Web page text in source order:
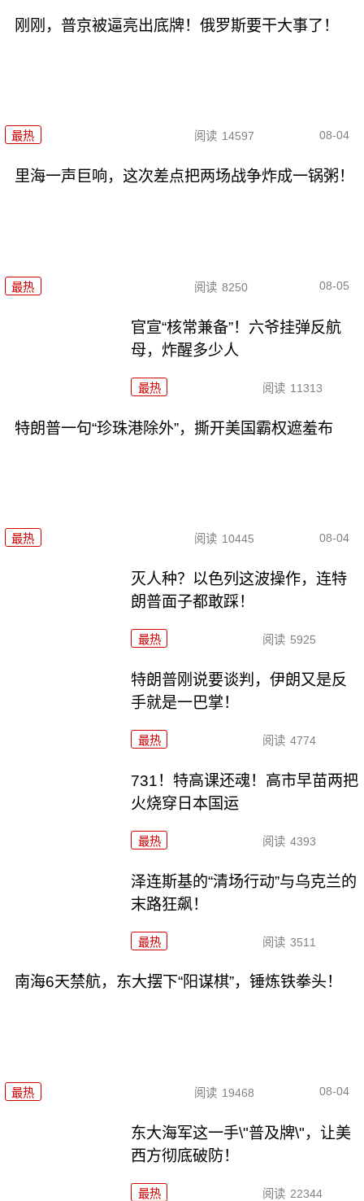
刚刚，普京被逼亮出底牌！俄罗斯要干大事了！
最热 阅读 14597 08-04
里海一声巨响，这次差点把两场战争炸成一锅粥！
最热 阅读 8250 08-05
官宣“核常兼备”！六爷挂弹反航
母，炸醒多少人
最热 阅读 11313
特朗普一句“珍珠港除外”，撕开美国霸权遮羞布
最热 阅读 10445 08-04
灭人种？以色列这波操作，连特
朗普面子都敢踩！
最热 阅读 5925
特朗普刚说要谈判，伊朗又是反
手就是一巴掌！
最热 阅读 4774
731！特高课还魂！高市早苗两把
火烧穿日本国运
最热 阅读 4393
泽连斯基的“清场行动”与乌克兰的
末路狂飙！
最热 阅读 3511
南海6天禁航，东大摆下“阳谋棋”，锤炼铁拳头！
最热 阅读 19468 08-04
东大海军这一手\"普及牌\"，让美
西方彻底破防！
最热 阅读 22344